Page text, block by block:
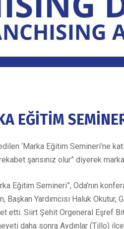
EĞİTİM
‘Marka Eğitim Semineri’ne
şansınız olur” diyerek
Eğitim Semineri”, Oda’nın
Başkan Yardımcısı Haluk
etti. Siirt Şehit Orgeneral Eşref
daha sonra Aydınlar